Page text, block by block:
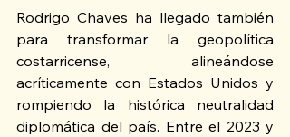
Rodrigo Chaves ha llegado también
para transformar la geopolítica
costarricense, alineándose
acríticamente con Estados Unidos y
rompiendo la histórica neutralidad
diplomática del país. Entre el 2023 y